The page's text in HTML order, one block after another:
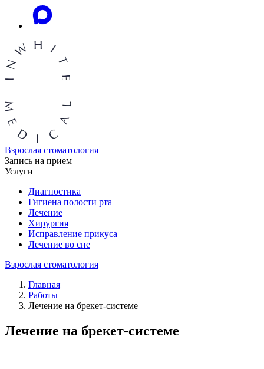
Взрослая стоматология
Запись на прием
Услуги
Диагностика
Гигиена полости рта
Лечение
Хирургия
Исправление прикуса
Лечение во сне
Взрослая стоматология
Главная
Работы
Лечение на брекет-системе
Лечение на брекет-системе